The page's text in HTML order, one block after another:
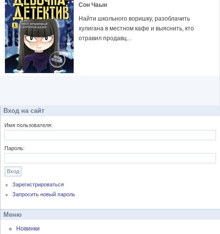
Сон Чаын
Найти школьного воришку, разоблачить
хулигана в местном кафе и выяснить, кто
отравил продавц...
Вход на сайт
Имя пользователя:
Пароль:
Зарегистрироваться
Запросить новый пароль
Меню
Новинки